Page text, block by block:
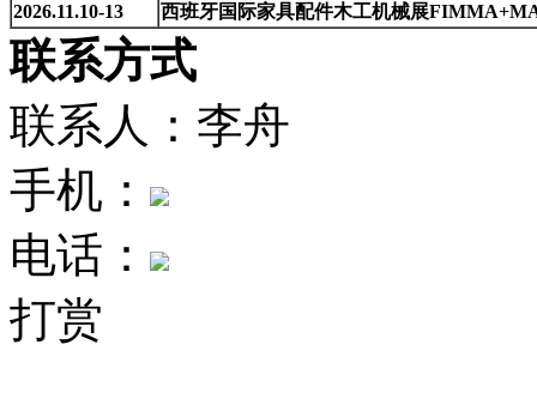
2026.11.10-13
西班牙国际家具配件木工机械展
联系方式
联系人：李舟
手机：
电话：
打赏